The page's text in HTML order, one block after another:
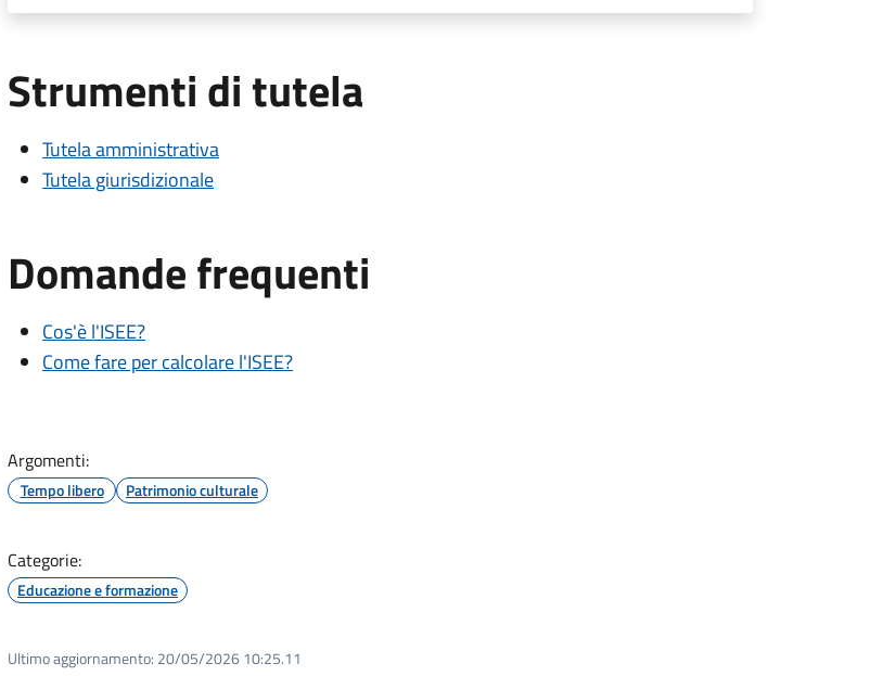
Strumenti di tutela
Tutela amministrativa
Tutela giurisdizionale
Domande frequenti
Cos'è l'ISEE?
Come fare per calcolare l'ISEE?
Argomenti:
Tempo libero Patrimonio culturale
Categorie:
Educazione e formazione
Ultimo aggiornamento: 20/05/2026 10:25.11